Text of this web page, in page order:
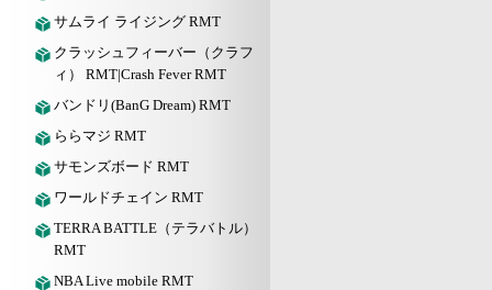
サムライ ライジング RMT
クラッシュフィーバー（クラフ
ィ） RMT|Crash Fever RMT
バンドリ(BanG Dream) RMT
ららマジ RMT
サモンズボード RMT
ワールドチェイン RMT
TERRA BATTLE（テラバトル）
RMT
NBA Live mobile RMT